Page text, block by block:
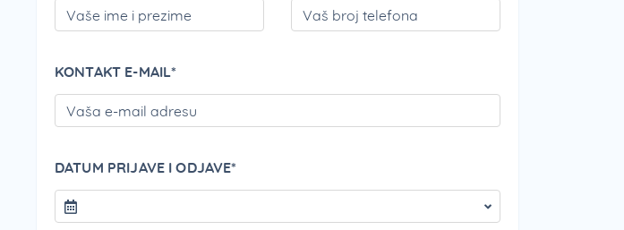
KONTAKT E-MAIL*
DATUM PRIJAVE I ODJAVE*